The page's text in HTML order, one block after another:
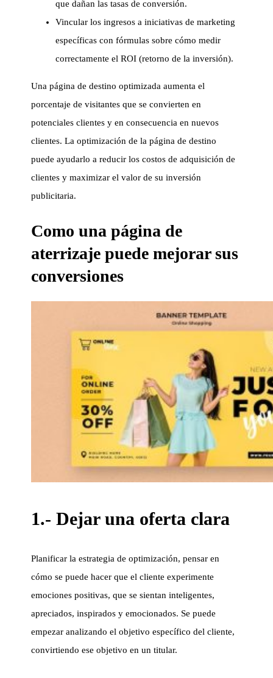
que dañan las tasas de conversión.
Vincular los ingresos a iniciativas de marketing
específicas con fórmulas sobre cómo medir
correctamente el ROI (retorno de la inversión).
Una página de destino optimizada aumenta el
porcentaje de visitantes que se convierten en
potenciales clientes y en consecuencia en nuevos
clientes. La optimización de la página de destino
puede ayudarlo a reducir los costos de adquisición de
clientes y maximizar el valor de su inversión
publicitaria.
Como una página de
aterrizaje puede mejorar sus
conversiones
1.- Dejar una oferta clara
Planificar la estrategia de optimización, pensar en
cómo se puede hacer que el cliente experimente
emociones positivas, que se sientan inteligentes,
apreciados, inspirados y emocionados. Se puede
empezar analizando el objetivo específico del cliente,
convirtiendo ese objetivo en un titular.